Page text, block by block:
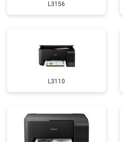
L3156
L3110